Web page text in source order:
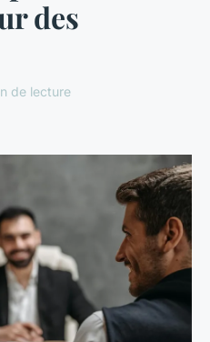
des
de lecture